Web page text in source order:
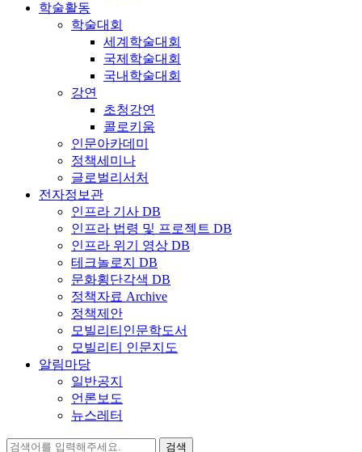
학술활동
학술대회
세계학술대회
국제학술대회
국내학술대회
강연
초청강연
콜로키움
인문아카데미
정책세미나
글로벌리서처
전자정보관
인프라 기사 DB
인프라 법령 및 프로젝트 DB
인프라 위기 영상 DB
테크놀로지 DB
문화횡단각색 DB
정책자료 Archive
정책제안
모빌리티인문학도서
모빌리티 인문지도
알림마당
일반공지
언론보도
뉴스레터
검